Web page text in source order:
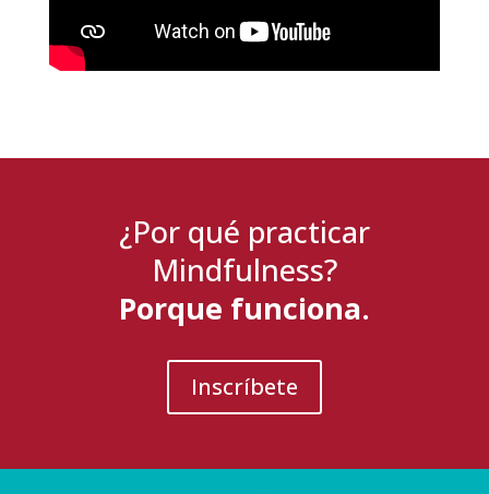
¿Por qué practicar
Mindfulness?
Porque funciona.
Inscríbete